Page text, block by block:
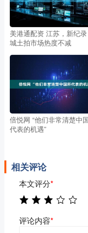
美港通配资 江苏，新纪
城土拍市场热度不减
倍悦网 “他们非常清楚中
代表的机遇”
相关评论
本文评分*
评论内容*